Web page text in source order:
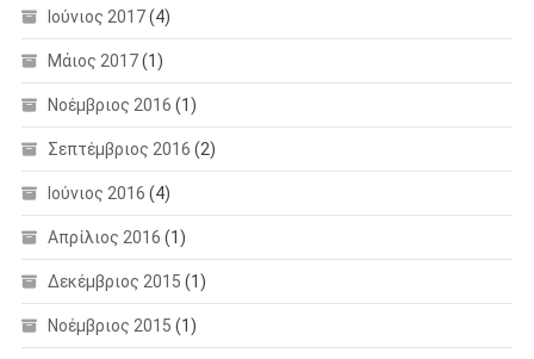
Ιούνιος 2017(4)
Μάιος 2017(1)
Νοέμβριος 2016 (1)
Σεπτέμβριος 2016 (2)
Ιούνιος 2016 (4)
Απρίλιος 2016 (1)
Δεκέμβριος 2015 (1)
Νοέμβριος 2015 (1)